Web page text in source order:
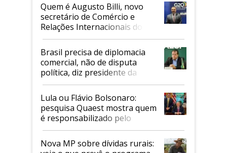
Quem é Augusto Billi, novo
secretário de Comércio e
Relações Internacionais do
Mapa
Brasil precisa de diplomacia
comercial, não de disputa
política, diz presidente da
Faesp
Lula ou Flávio Bolsonaro:
pesquisa Quaest mostra quem
é responsabilizado pelo
tarifaço dos EUA
Nova MP sobre dívidas rurais: